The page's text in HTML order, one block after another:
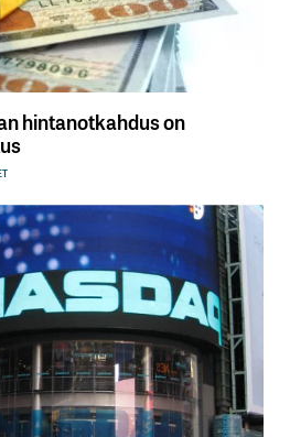
hintanotkahdus on